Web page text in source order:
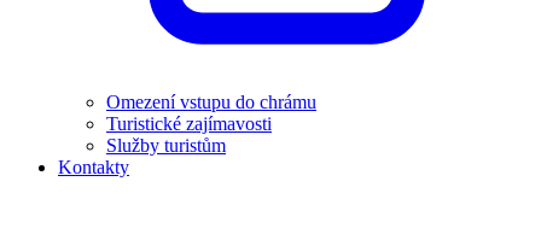
Omezení vstupu do chrámu
Turistické zajímavosti
Služby turistům
Kontakty